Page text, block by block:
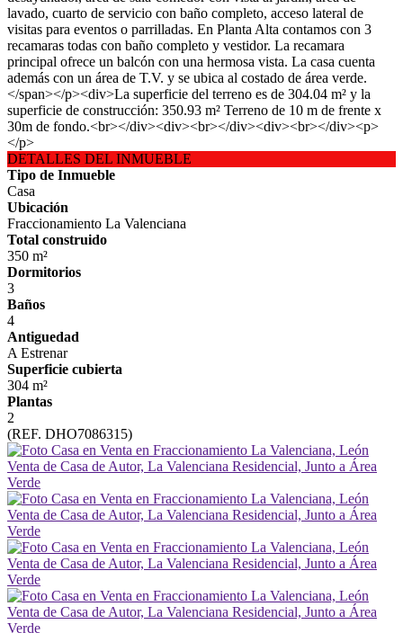
lavado, cuarto de servicio con baño completo, acceso lateral de
visitas para eventos o parrilladas. En Planta Alta contamos con 3
recamaras todas con baño completo y vestidor. La recamara
principal ofrece un balcón con una hermosa vista. La casa cuenta
además con un área de T.V. y se ubica al costado de área verde.
</span></p><div>La superficie del terreno es de 304.04 m² y la
superficie de construcción: 350.93 m² Terreno de 10 m de frente x
30m de fondo.<br></div><div><br></div><div><br></div><p>
</p>
DETALLES DEL INMUEBLE
Tipo de Inmueble
Casa
Ubicación
Fraccionamiento La Valenciana
Total construido
350 m²
Dormitorios
3
Baños
4
Antiguedad
A Estrenar
Superficie cubierta
304 m²
Plantas
2
(REF. DHO7086315)